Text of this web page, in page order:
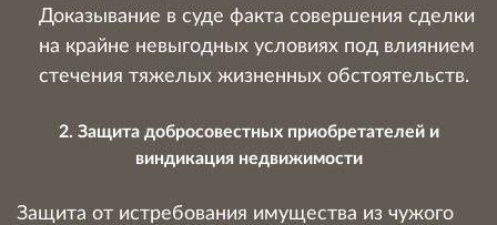
Доказывание в суде факта совершения сделки
на крайне невыгодных условиях под влиянием
стечения тяжелых жизненных обстоятельств.
2. Защита добросовестных приобретателей и
виндикация недвижимости
Защита от истребования имущества из чужого